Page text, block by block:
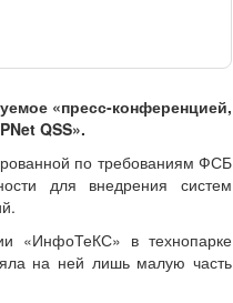
«пресс-конференцией,
QSS».
по требованиям ФСБ
для внедрения систем
«ИнфоТеКС» в технопарке
на ней лишь малую часть